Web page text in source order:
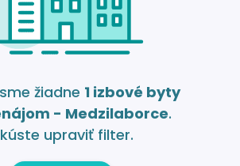
žiadne 1 izbové byty
- Medzilaborce.
upraviť filter.